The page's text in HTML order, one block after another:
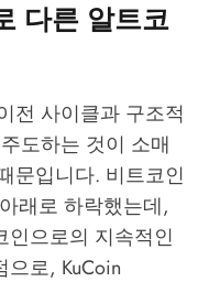
다른 알트코
전 사이클과 구조적
도하는 것이 소매
문입니다. 비트코인
래로 하락했는데,
인으로의 지속적인
으로, KuCoin